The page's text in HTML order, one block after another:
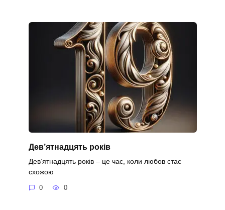
Дев’ятнадцять років
Дев’ятнадцять років – це час, коли любов стає
схожою
0 0